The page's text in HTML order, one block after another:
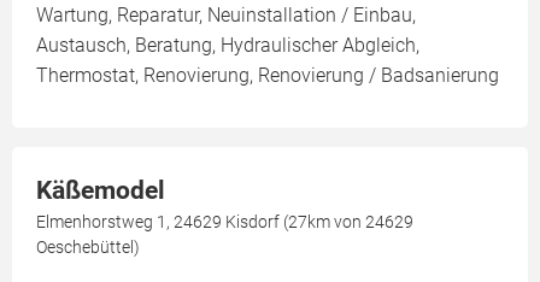
Wartung, Reparatur, Neuinstallation / Einbau,
Austausch, Beratung, Hydraulischer Abgleich,
Thermostat, Renovierung, Renovierung / Badsanierung
Käßemodel
Elmenhorstweg 1, 24629 Kisdorf (27km von 24629
Oeschebüttel)